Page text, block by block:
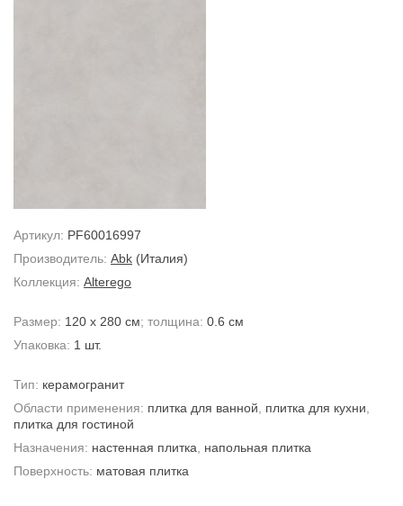
Артикул: PF60016997
Производитель: Abk (Италия)
Коллекция: Alterego
Размер: 120 x 280 см; толщина: 0.6 см
Упаковка: 1 шт.
Тип: керамогранит
Области применения: плитка для ванной плитка для кухни
плитка для гостиной
Назначения: настенная плитка
напольная плитка
Поверхность: матовая плитка